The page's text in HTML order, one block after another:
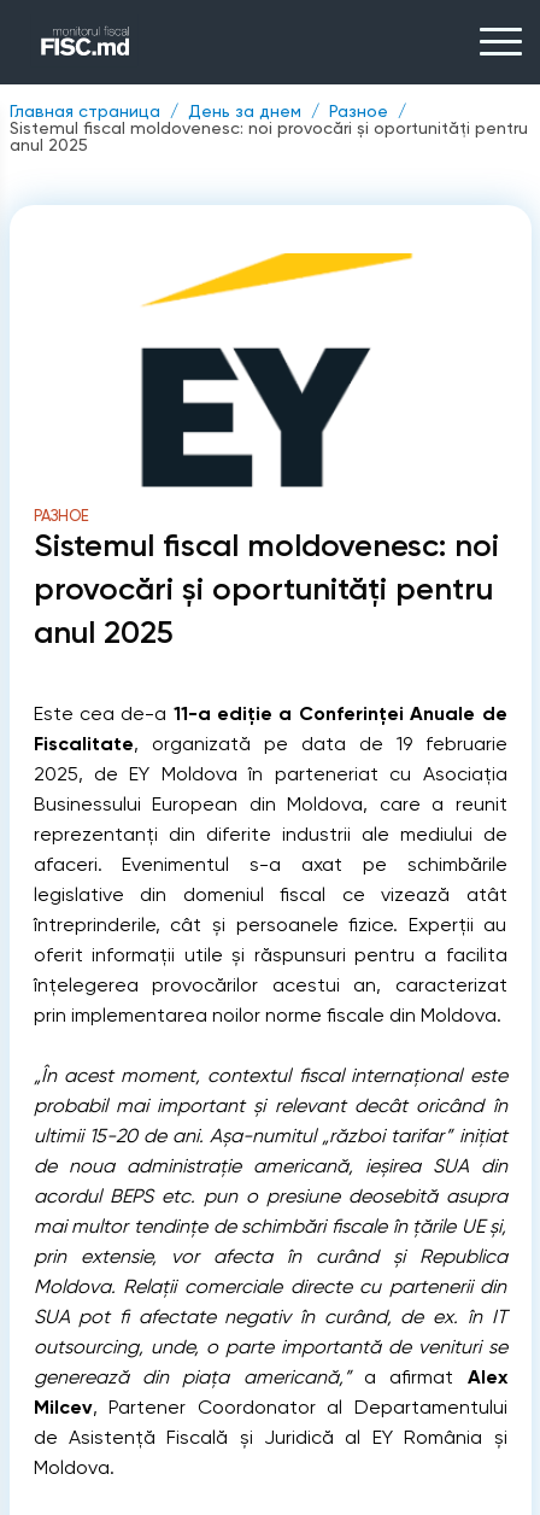
Главная страница День за днем
Разное
Sistemul fiscal moldovenesc: noi provocări și oportunități pentru
anul 2025
РАЗНОЕ
Sistemul fiscal moldovenesc: noi
provocări și oportunități pentru
anul 2025
Este cea de-a 11-a ediție a Conferinței Anuale de
Fiscalitate, organizată pe data de 19 februarie
2025, de EY Moldova în parteneriat cu Asociația
Businessului European din Moldova, care a reunit
reprezentanți din diferite industrii ale mediului de
afaceri. Evenimentul s-a axat pe schimbările
legislative din domeniul fiscal ce vizează atât
întreprinderile, cât și persoanele fizice. Experții au
oferit informații utile și răspunsuri pentru a facilita
înțelegerea provocărilor acestui an, caracterizat
prin implementarea noilor norme fiscale din Moldova.
„În acest moment, contextul fiscal internațional este
probabil mai important și relevant decât oricând în
ultimii 15-20 de ani. Așa-numitul „război tarifar” inițiat
de noua administrație americană, ieșirea SUA din
acordul BEPS etc. pun o presiune deosebită asupra
mai multor tendințe de schimbări fiscale în țările UE și,
prin extensie, vor afecta în curând și Republica
Moldova. Relații comerciale directe cu partenerii din
SUA pot fi afectate negativ în curând, de ex. în IT
outsourcing, unde, o parte importantă de venituri se
generează din piața americană,” a afirmat Alex
Milcev, Partener Coordonator al Departamentului
de Asistență Fiscală și Juridică al EY România și
Moldova.